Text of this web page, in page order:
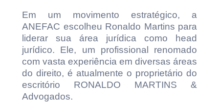
Em um movimento estratégico, a
ANEFAC escolheu Ronaldo Martins para
liderar sua área jurídica como head
jurídico. Ele, um profissional renomado
com vasta experiência em diversas áreas
do direito, é atualmente o proprietário do
escritório RONALDO MARTINS &
Advogados.